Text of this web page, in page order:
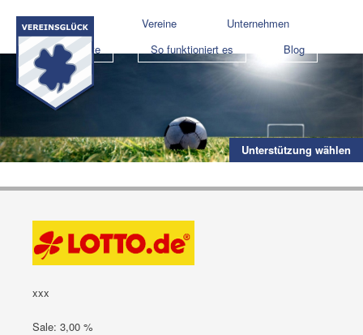
Shops Vereine
Unternehmen
Projekte
So funktioniert es Blog
Unterstützung wählen
xxx
Sale: 3,00 %